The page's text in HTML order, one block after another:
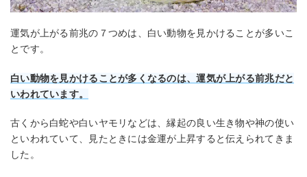
運気が上がる前兆の７つめは、白い動物を見かけることが多いこ
とです。
白い動物を見かけることが多くなるのは、運気が上がる前兆だと
いわれています。
古くから白蛇や白いヤモリなどは、縁起の良い生き物や神の使い
といわれていて、見たときには金運が上昇すると伝えられてきま
した。